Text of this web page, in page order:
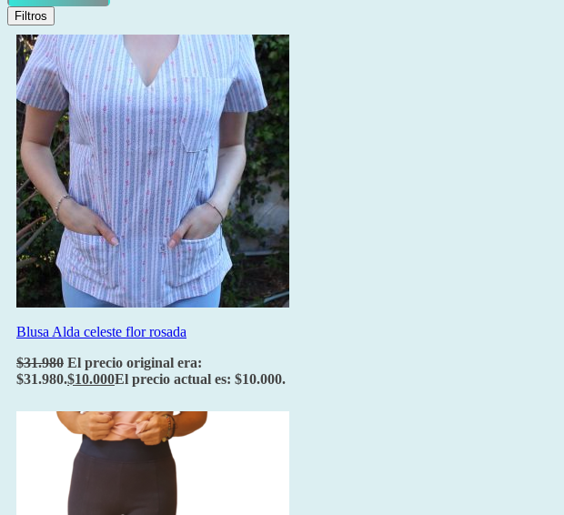
Filtros
Blusa Alda celeste flor rosada
$31.980 El precio original era:
$31.980.$10.000El precio actual es: $10.000.